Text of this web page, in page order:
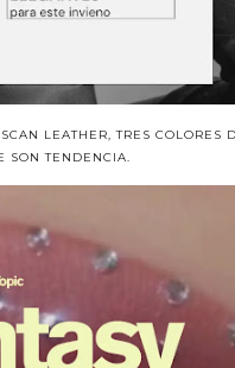
LEATHER, TRES COLORES
SON TENDENCIA.